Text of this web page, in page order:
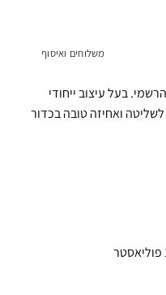
משלוחים ואיסוף
מקצועי של נייק, בגודל 09 הרשמי. בעל עיצוב ייחודי
ואחיזה טובה בכדור